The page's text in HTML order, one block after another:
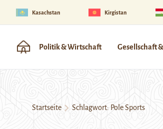
Kasachstan Kirgistan
Politik & Wirtschaft Gesellschaft
Startseite Schlagwort: Pole Sports